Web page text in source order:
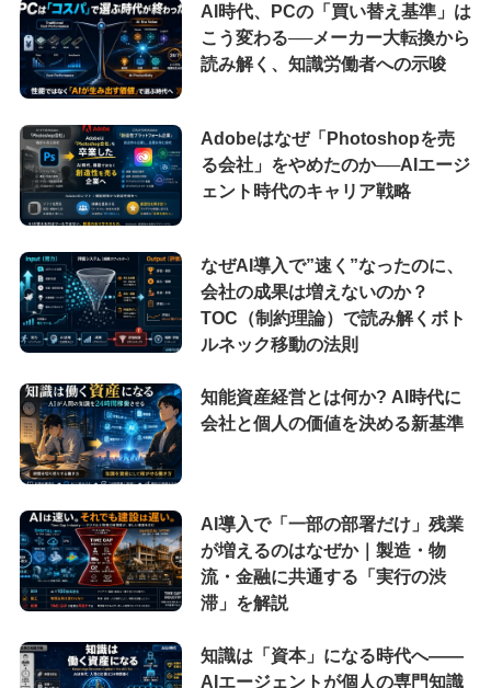
AI時代、PCの「買い替え基準」は
こう変わる──メーカー大転換から
読み解く、知識労働者への示唆
Adobeはなぜ「Photoshopを売
る会社」をやめたのか──AIエージ
ェント時代のキャリア戦略
なぜAI導入で”速く”なったのに、
会社の成果は増えないのか？
TOC（制約理論）で読み解くボト
ルネック移動の法則
知能資産経営とは何か? AI時代に
会社と個人の価値を決める新基準
AI導入で「一部の部署だけ」残業
が増えるのはなぜか｜製造・物
流・金融に共通する「実行の渋
滞」を解説
知識は「資本」になる時代へ——
AIエージェントが個人の専門知識